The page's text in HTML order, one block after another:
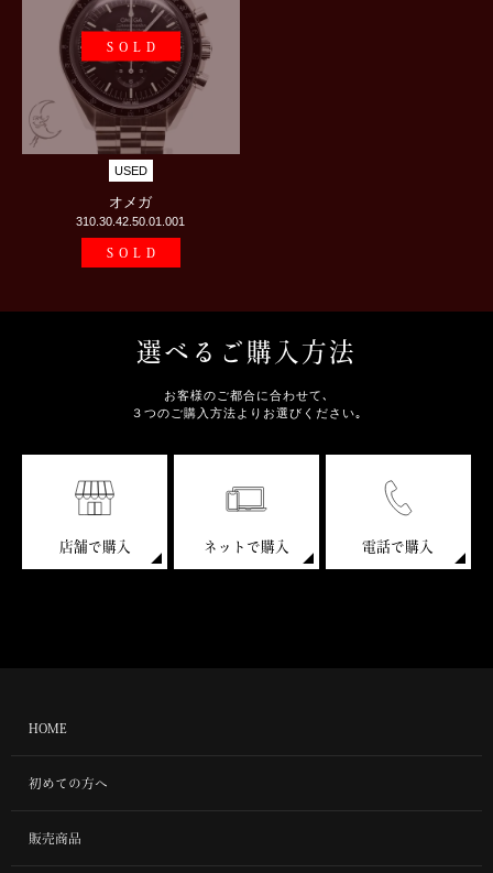
SOLD
USED
オメガ
310.30.42.50.01.001
SOLD
選べるご購入方法
お客様のご都合に合わせて､
３つのご購入方法よりお選びください｡
店舗で購入 ネットで購入 電話で購入
HOME
初めての方へ
販売商品